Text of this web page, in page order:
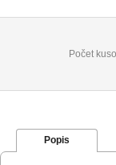
Počet
Popis